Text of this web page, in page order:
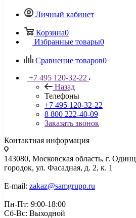
Личный кабинет
Корзина0
Избранные товары0
Сравнение товаров0
+7 495 120-32-22
Назад
Телефоны
+7 495 120-32-22
8 800 222-40-09
Заказать звонок
Контактная информация
143080, Mосковская область, г.
городок, ул. Фасадная, д. 2, к. 1
E-mail: zakaz@samgrupp.ru
Пн-Пт: 9:00-18:00
Сб-Вс: Выходной